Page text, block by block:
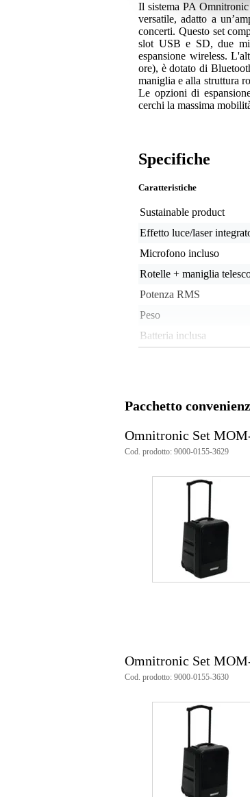
Il sistema PA
versatile, adatto a
concerti. Questo set
slot USB e SD, due
espansione wireless.
ore), è dotato di
maniglia e alla struttura
Le opzioni di
cerchi la massima
Specifiche
Caratteristiche
Sustainable product
Effetto luce/laser
Microfono incluso
Rotelle + maniglia
Potenza RMS
Peso
Batteria inclusa
Splash-proof
Da montare direttamente
stativo
Analogue audio output
Peso e dimensioni
(imballaggio incluso)
Dimensioni(imballaggio
potenza rms: 80 W
Risposta in
woofer: 10 pollici
Diametro tweeter:
flangia per
larghezza: 33,5 cm
profondità: 37,5 cm
altezza: 53,5 cm
peso totale: 26,05 kg
Pacchetto
Omnitronic Set
Cod. prodotto: 9000-0155-3629
Omnitronic Set
Cod. prodotto: 9000-0155-3630